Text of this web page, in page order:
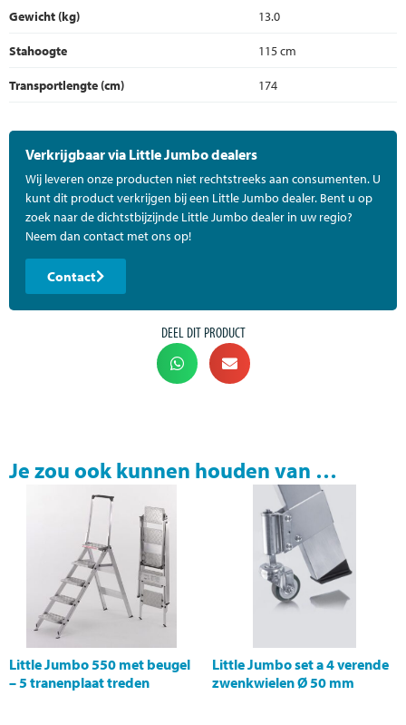
Gewicht (kg)
13.0
Stahoogte
115 cm
Transportlengte (cm)
174
Verkrijgbaar via Little Jumbo dealers
Wij leveren onze producten niet rechtstreeks aan consumenten. U
kunt dit product verkrijgen bij een Little Jumbo dealer. Bent u op
zoek naar de dichtstbijzijnde Little Jumbo dealer in uw regio?
Neem dan contact met ons op!
Contact
DEEL DIT PRODUCT
Je zou ook kunnen houden van …
Little Jumbo 550 met beugel
– 5 tranenplaat treden
Little Jumbo set a 4 verende
zwenkwielen Ø 50 mm